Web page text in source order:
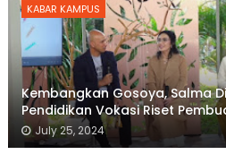
KABAR KAMPUS
Kembangkan Gosoya, Salma
Pendidikan Vokasi Riset
July 25, 2024